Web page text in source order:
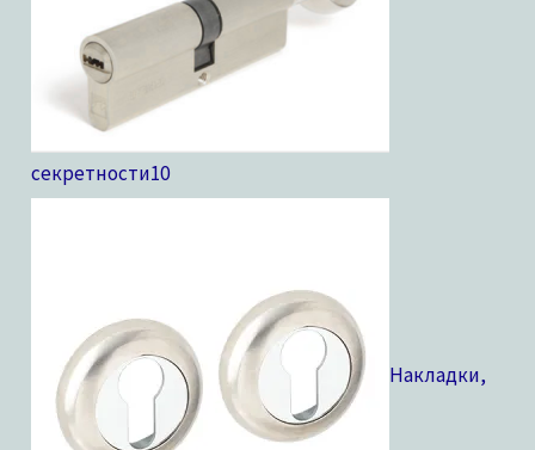
секретности10
Накладки,